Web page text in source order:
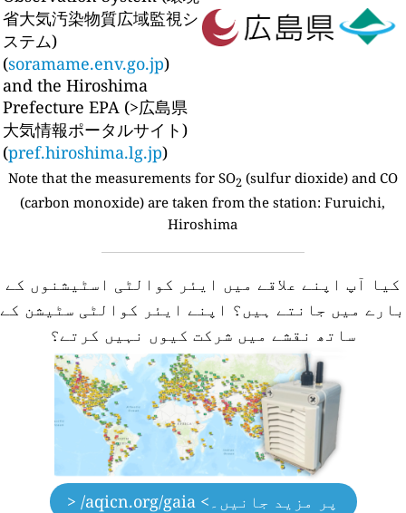
省大気汚染物質広域監視シ
ステム)
(soramame.env.go.jp)
and the Hiroshima
Prefecture EPA (>広島県
大気情報ポータルサイト)
(pref.hiroshima.lg.jp)
Note that the measurements for SO2(sulfur dioxide) and CO
(carbon monoxide) are taken from the station:Furuichi,
Hiroshima
کیا آپ اپنے علاقے میں ایئر کوالٹی اسٹیشنوں کے
میں جانتے ہیں؟
اپنے ایئر کوالٹی سٹیشن کے
ساتھ نقشے میں شرکت کیوں نہیں کرتے؟
پر مزید جانیں۔ > aqicn.org/gaia/ <